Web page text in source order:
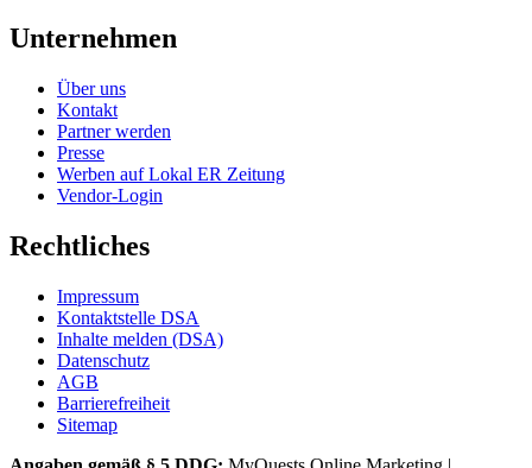
Unternehmen
Über uns
Kontakt
Partner werden
Presse
Werben auf Lokal ER Zeitung
Vendor-Login
Rechtliches
Impressum
Kontaktstelle DSA
Inhalte melden (DSA)
Datenschutz
AGB
Barrierefreiheit
Sitemap